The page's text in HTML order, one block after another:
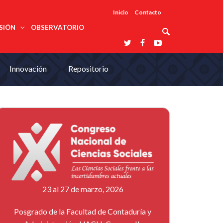
Inicio Contacto
ciencias
pública
social
Asociaciones
profesionales
Grupos de
Laboratorios
nacionales
Entidades
afines
Reconoce
Universidad
En Su 475
Aniversario
OBSERVATORIO
Innovación Repositorio
23 al 27 de marzo, 2026
Posgrado de la Facultad de Contaduría y